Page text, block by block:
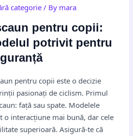
categorie/ By mara
pentru copii:
potrivit pentru
pentru copii este o decizie
pasionați de ciclism. Primul
față sau spate. Modelele
o interacțiune mai bună, dar cele
superioară. Asigură-te că